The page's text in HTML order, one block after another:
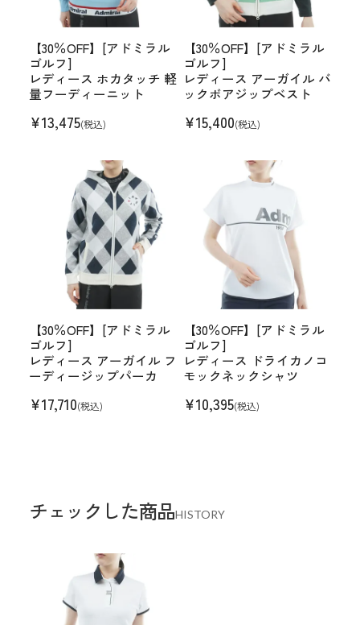
【30％OFF】[アドミラル
ゴルフ]
レディース ホカタッチ 軽
量フーディーニット
¥13,475(税込)
【30％OFF】[アドミラル
ゴルフ]
レディース アーガイル バ
ックボアジップベスト
¥15,400(税込)
【30％OFF】[アドミラル
ゴルフ]
レディース アーガイル フ
ーディージップパーカ
¥17,710(税込)
【30％OFF】[アドミラル
ゴルフ]
レディース ドライカノコ
モックネックシャツ
¥10,395(税込)
チェックした商品HISTORY